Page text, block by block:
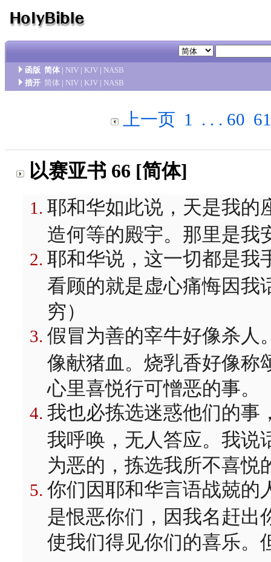
函版 简体 | NIV | KJV | NASB
措开 简体 | NIV | KJV | NASB
上一页 1 . . . 60 61
以赛亚书 66 [简体]
耶和华如此说，天是我的
造何等的殿宇。那里是我
耶和华说，这一切都是我
看顾的就是虚心痛悔因我
穷）
假冒为善的宰牛好像杀人
像献猪血。烧乳香好像称
心里喜悦行可憎恶的事。
我也必拣选迷惑他们的事
我呼唤，无人答应。我说
为恶的，拣选我所不喜悦
你们因耶和华言语战兢的
是恨恶你们，因我名赶出
使我们得见你们的喜乐。